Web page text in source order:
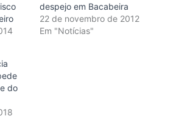
despejo em Bacabeira
22 de novembro de 2012
Em "Notícias"
do